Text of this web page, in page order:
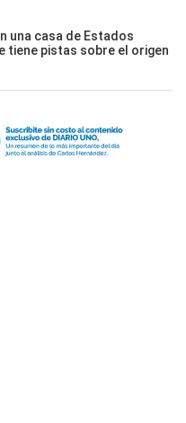
una casa de Estados
tiene pistas sobre el origen